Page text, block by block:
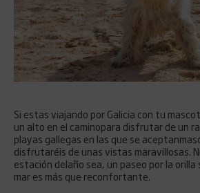
Si estas viajando por Galicia con tu
un alto en el caminopara disfrutar de un
playas gallegas en las que se
disfrutaréis de unas vistas maravillosas.
estación delaño sea, un paseo por la
mar es más que reconfortante.